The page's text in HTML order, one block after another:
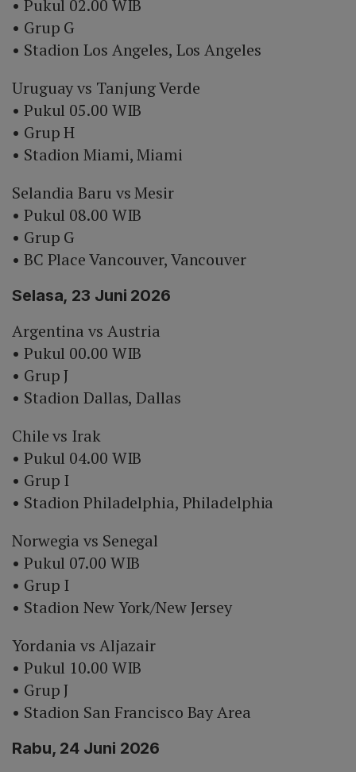
• Pukul 02.00 WIB
• Grup G
• Stadion Los Angeles, Los Angeles
Uruguay vs Tanjung Verde
• Pukul 05.00 WIB
• Grup H
• Stadion Miami, Miami
Selandia Baru vs Mesir
• Pukul 08.00 WIB
• Grup G
• BC Place Vancouver, Vancouver
Selasa, 23 Juni 2026
Argentina vs Austria
• Pukul 00.00 WIB
• Grup J
• Stadion Dallas, Dallas
Chile vs Irak
• Pukul 04.00 WIB
• Grup I
• Stadion Philadelphia, Philadelphia
Norwegia vs Senegal
• Pukul 07.00 WIB
• Grup I
• Stadion New York/New Jersey
Yordania vs Aljazair
• Pukul 10.00 WIB
• Grup J
• Stadion San Francisco Bay Area
Rabu, 24 Juni 2026